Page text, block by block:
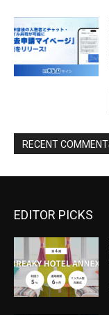
EDITOR PICKS